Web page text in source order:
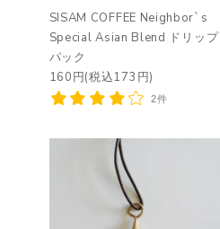
SISAM COFFEE Neighbor`s
Special Asian Blend ドリップ
パック
160円(税込173円)
2件